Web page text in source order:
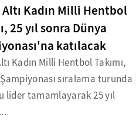
Altı Kadın Milli Hentbol
25 yıl sonra Dünya
katılacak
Kadın Milli Hentbol Takımı,
sıralama turunda
lider tamamlayarak 25 yıl